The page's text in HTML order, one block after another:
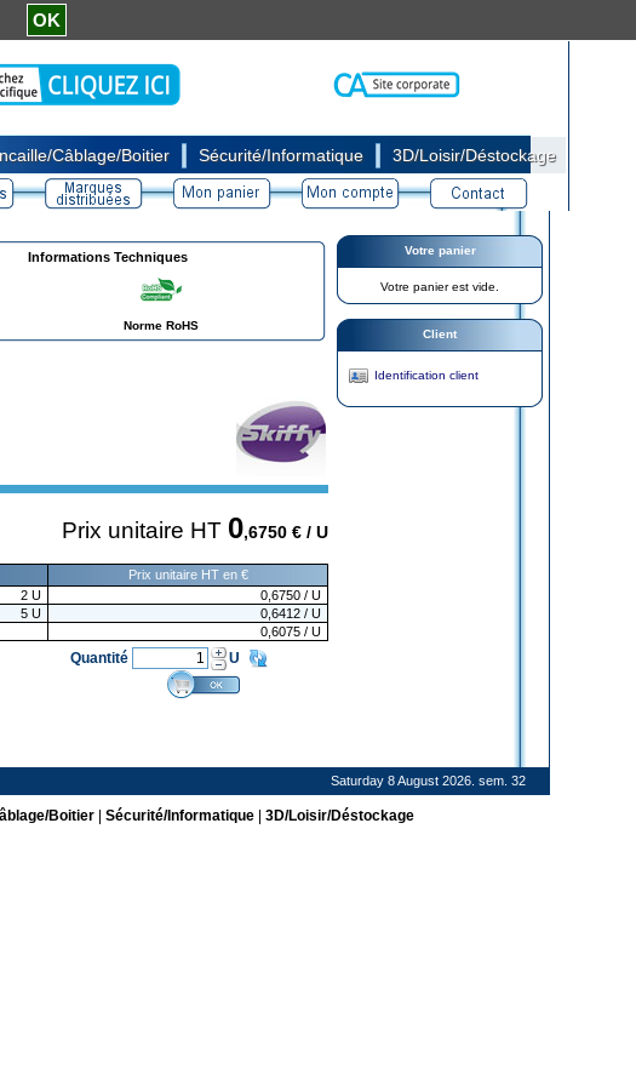
Câblage/Boitier Sécurité/Informatique 3D/Loisir/Déstockage
Informations Techniques
Norme RoHS
Prix unitaire HT 0,6750 € / U
Prix unitaire HT en €
2 U 0,6750 / U
5 U 0,6412 / U
0,6075 / U
Quantité U
Votre panier
Votre panier est vide.
Client
Identification client
Saturday 8 August 2026. sem. 32
Boitier| Sécurité/Informatique| 3D/Loisir/Déstockage
OK